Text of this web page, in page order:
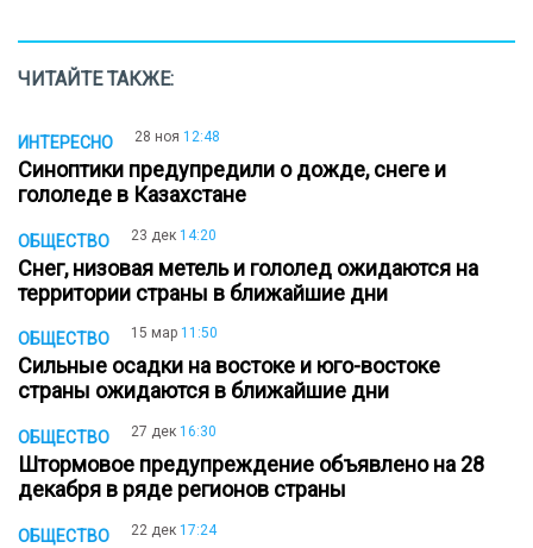
ЧИТАЙТЕ ТАКЖЕ:
ИНТЕРЕСНО 28 ноя 12:48
Синоптики предупредили о дожде, снеге и
гололеде в Казахстане
ОБЩЕСТВО 23 дек 14:20
Снег, низовая метель и гололед ожидаются на
территории страны в ближайшие дни
ОБЩЕСТВО 15 мар 11:50
Сильные осадки на востоке и юго-востоке
страны ожидаются в ближайшие дни
ОБЩЕСТВО 27 дек 16:30
Штормовое предупреждение объявлено на 28
декабря в ряде регионов страны
ОБЩЕСТВО 22 дек 17:24